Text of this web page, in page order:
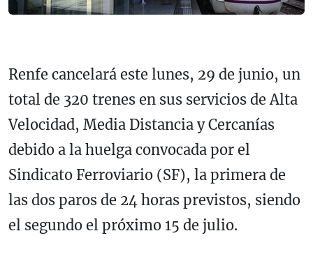
Renfe cancelará este lunes, 29 de junio, un
total de 320 trenes en sus servicios de Alta
Velocidad, Media Distancia y Cercanías
debido a la huelga convocada por el
Sindicato Ferroviario (SF), la primera de
las dos paros de 24 horas previstos, siendo
el segundo el próximo 15 de julio.